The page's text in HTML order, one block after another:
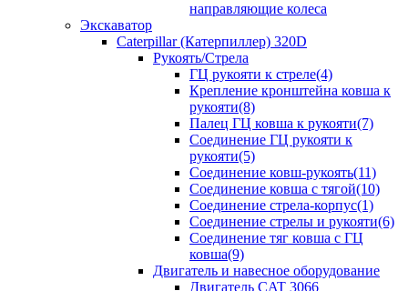
направляющие колеса
Экскаватор
Caterpillar (Катерпиллер) 320D
Рукоять/Стрела
ГЦ рукояти к стреле(4)
Крепление кронштейна ковша к
рукояти(8)
Палец ГЦ ковша к рукояти(7)
Соединение ГЦ рукояти к
рукояти(5)
Соединение ковш-рукоять(11)
Соединение ковша с тягой(10)
Соединение стрела-корпус(1)
Соединение стрелы и рукояти(6)
Соединение тяг ковша с ГЦ
ковша(9)
Двигатель и навесное оборудование
Двигатель CAT 3066